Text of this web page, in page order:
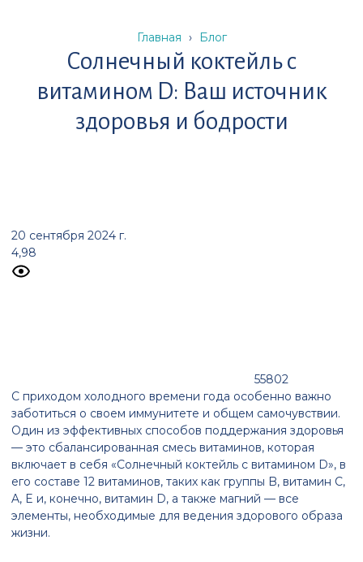
Главная › Блог
Солнечный коктейль с
витамином D: Ваш источник
здоровья и бодрости
20 сентября 2024 г.
4,98
55802
С приходом холодного времени года особенно важно
заботиться о своем иммунитете и общем самочувствии.
Один из эффективных способов поддержания здоровья
— это сбалансированная смесь витаминов, которая
включает в себя «Солнечный коктейль с витамином D», в
его составе 12 витаминов, таких как группы B, витамин C,
A, E и, конечно, витамин D, а также магний — все
элементы, необходимые для ведения здорового образа
жизни.